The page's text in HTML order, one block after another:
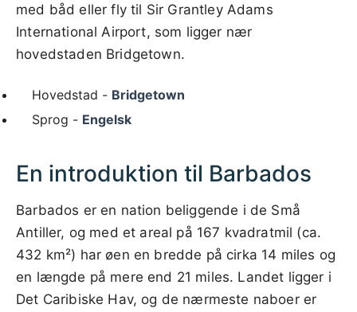
med båd eller fly til Sir Grantley Adams
International Airport, som ligger nær
hovedstaden Bridgetown.
Hovedstad - Bridgetown
Sprog - Engelsk
En introduktion til Barbados
Barbados er en nation beliggende i de Små
Antiller, og med et areal på 167 kvadratmil (ca.
432 km²) har øen en bredde på cirka 14 miles og
en længde på mere end 21 miles. Landet ligger i
Det Caribiske Hav, og de nærmeste naboer er